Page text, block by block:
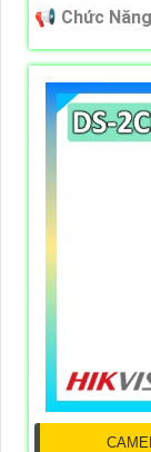
️📢 Chức